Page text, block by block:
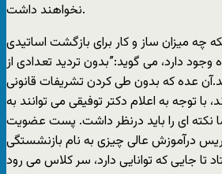
نخواهند داشت.
چه میزان ساز و کار برای بازگشت اساتیدی
دارد، می گوید:”بدون تردید تعدادی از
عده که بدون طی کردن تشریفات قانونی
با توجه به اعلام دکتر توفیقی می توانند به
نکته ای را باید درنظر داشت. پست عضویت
درآموزش عالی چیزی به نام بازنشستگی